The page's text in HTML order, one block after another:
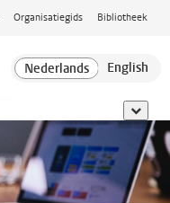
Organisatiegids Bibliotheek
toon